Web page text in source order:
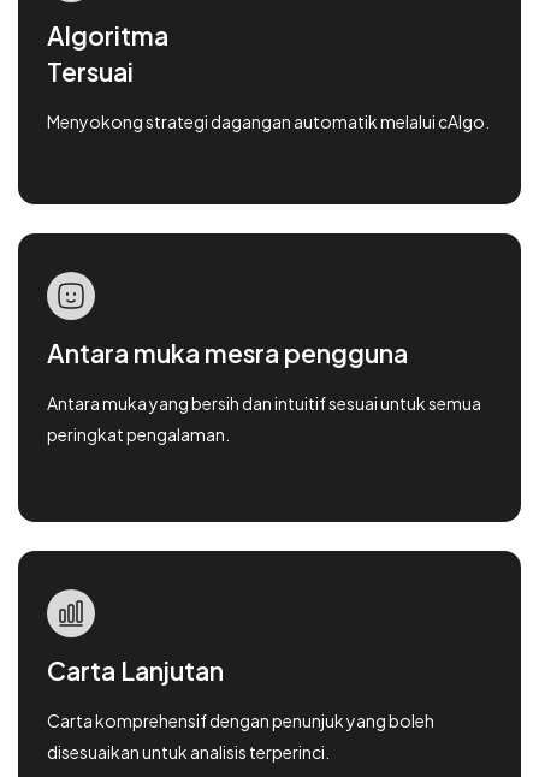
Algoritma
Tersuai
Menyokong strategi dagangan automatik melalui cAlgo.
Antara muka mesra pengguna
Antara muka yang bersih dan intuitif sesuai untuk semua
peringkat pengalaman.
Carta Lanjutan
Carta komprehensif dengan penunjuk yang boleh
disesuaikan untuk analisis terperinci.